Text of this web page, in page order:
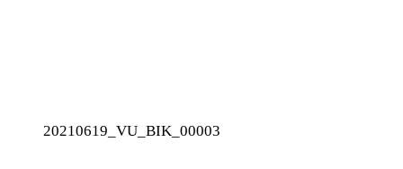
20210619_VU_BIK_00003